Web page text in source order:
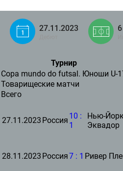
27.11.2023 6
Турнир
Copa mundo do futsal. Юноши U-
Товарищеские матчи
Всего
27.11.2023 Россия 10 :
1
Нью-
Эквадор
28.11.2023 Россия7 : 1 Ривер